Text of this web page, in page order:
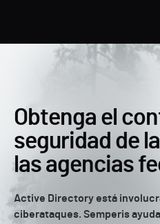
Obtenga el
seguridad de
las agencias
Active Directory está
ciberataques. Semperis